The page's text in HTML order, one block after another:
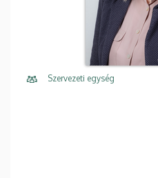
Szervezeti egység